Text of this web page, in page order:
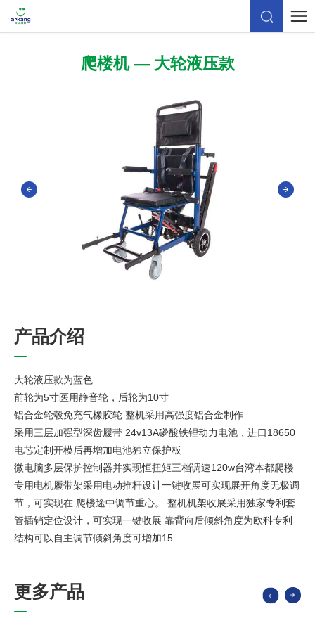
爬楼机 — ​大轮液压款
产品介绍
大轮液压款为蓝色
前轮为5寸医用静音轮，后轮为10寸
铝合金轮毂免充气橡胶轮 整机采用高强度铝合金制作
采用三层加强型深齿履带 24v13A磷酸铁锂动力电池，进口18650
电芯定制开模后再增加电池独立保护板
微电脑多层保护控制器并实现恒扭矩三档调速120w台湾本都爬楼
专用电机履带架采用电动推杆设计一键收展可实现展开角度无极调
节，可实现在 爬楼途中调节重心。 整机机架收展采用独家专利套
管插销定位设计，可实现一键收展 靠背向后倾斜角度为欧科专利
结构可以自主调节倾斜角度可增加15
更多产品